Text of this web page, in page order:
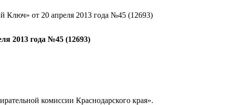
Ключ» от 20 апреля 2013 года №45 (12693)
2013 года №45 (12693)
комиссии Краснодарского края».